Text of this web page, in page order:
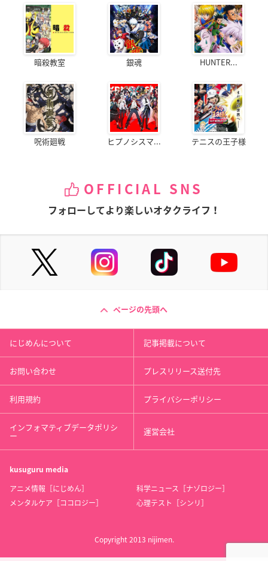
暗殺教室 銀魂 HUNTER...
呪術廻戦 ヒプノシスマ... テニスの王子様
OFFICIAL SNS
フォローしてより楽しいオタクライフ！
ページの先頭へ
にじめんについて 記事掲載について
お問い合わせ プレスリリース送付先
利用規約 プライバシーポリシー
インフォマティブデータポリシ
ー 運営会社
kusuguru media
アニメ情報［にじめん］
科学ニュース［ナゾロジー］
メンタルケア［ココロジー］
心理テスト［シンリ］
Copyright 2013 nijimen.